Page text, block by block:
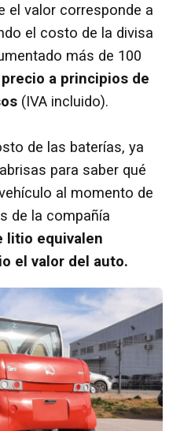
el valor corresponde a
el costo de la divisa
más de 100
a principios de
(IVA incluido).
de las baterías, ya
para saber qué
al momento de
de la compañía
litio equivalen
el valor del auto.